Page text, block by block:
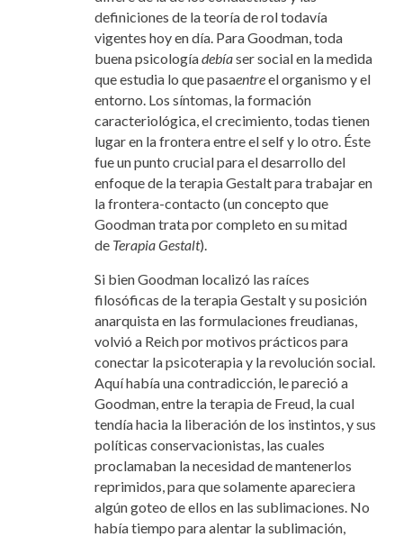
definiciones de la teoría de rol todavía
vigentes hoy en día. Para Goodman, toda
buena psicologíadebíaser social en la medida
que estudia lo que pasaentreel organismo y el
entorno. Los síntomas, la formación
caracteriológica, el crecimiento, todas tienen
lugar en la frontera entre el self y lo otro. Éste
fue un punto crucial para el desarrollo del
enfoque de la terapia Gestalt para trabajar en
la frontera-contacto (un concepto que
Goodman trata por completo en su mitad
de Terapia Gestalt).
Si bien Goodman localizó las raíces
filosóficas de la terapia Gestalt y su posición
anarquista en las formulaciones freudianas,
volvió a Reich por motivos prácticos para
conectar la psicoterapia y la revolución social.
Aquí había una contradicción, le pareció a
Goodman, entre la terapia de Freud, la cual
tendía hacia la liberación de los instintos, y sus
políticas conservacionistas, las cuales
proclamaban la necesidad de mantenerlos
reprimidos, para que solamenteapareciera
algún goteo de ellos en las sublimaciones. No
había tiempo para alentar la sublimación,